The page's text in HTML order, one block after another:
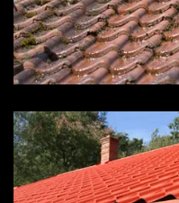
Devis
Savoie